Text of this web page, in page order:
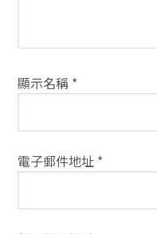
顯示名稱 *
電子郵件地址 *